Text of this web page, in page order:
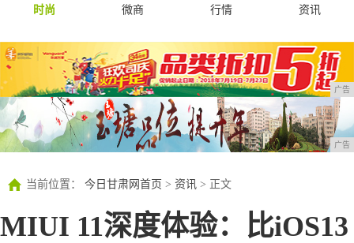
时尚
微商 行情 资讯
广告
广告
当前位置： 今日甘肃网首页 > 资讯 > 正文
MIUI 11深度体验：比iOS13